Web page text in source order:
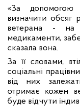
«За
визначити обсяг
ветерана - на
медикаменти,
сказала вона.
За її словами,
соціальні
від них
отримає кожен
буде відчути